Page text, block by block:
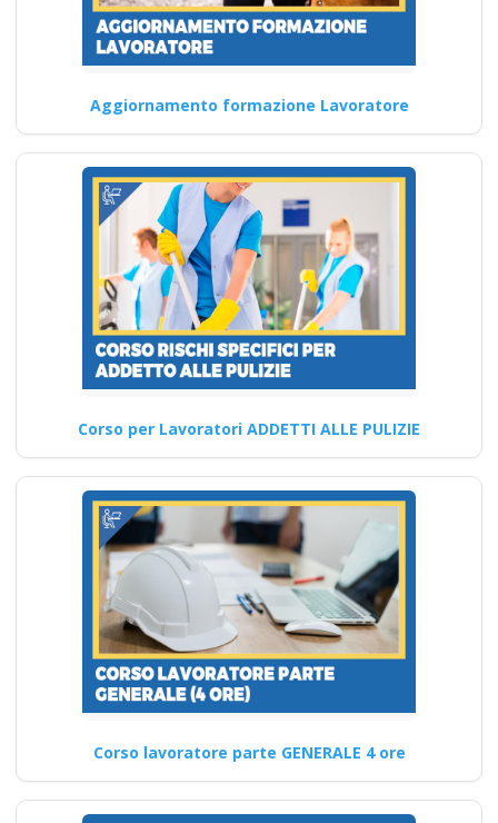
competenze
interpersonali che i
migliorare
corsi di formazione
sulla sicurezza del
lavoro del nuovo
accordo stato
regioni? Nuovo
accordo stato
regioni 2025 corso
formatori
integrazione parte
base generale Corsi
per Datori di Lavoro
con compiti di RSPP
(DL SPP) Corsi
DLSPP formazione
integrativa elearning
ddl dlspp dl spp asp
rinnovo attestatop
Corso ambiente e salute
necessaria per la sicurezza
Aggiornamento formazione Lavoratore
Corso per Lavoratori ADDETTI ALLE PULIZIE
Corso lavoratore parte GENERALE 4 ore